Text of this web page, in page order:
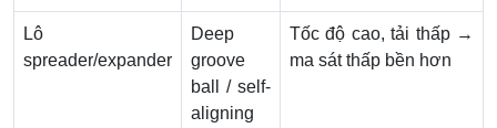
Lô
spreader/expander
Deep
groove
ball / self-
aligning
Tốc độ cao, tải thấp →
ma sát thấp bền hơn